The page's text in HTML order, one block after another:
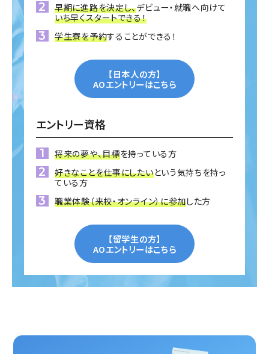
早期に進路を決定し、デビュー・就職へ向けて
いち早くスタートできる！
学生寮を予約することができる！
【日本人の方】
AOエントリーはこちら
エントリー資格
将来の夢や、目標を持っている方
好きなことを仕事にしたいという気持ちを持っ
ている方
職業体験（来校・オンライン）に参加した方
【留学生の方】
AOエントリーはこちら